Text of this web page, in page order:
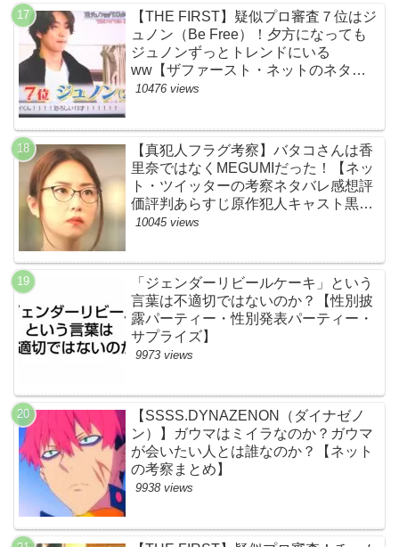
【THE FIRST】疑似プロ審査７位はジ
ュノン（Be Free）！夕方になっても
ジュノンずっとトレンドにいる
ww【ザファースト・ネットのネタバ
レ感想考察まとめ・スッキリ・
10476 views
【真犯人フラグ考察】バタコさんは香
里奈ではなくMEGUMIだった！【ネッ
ト・ツイッターの考察ネタバレ感想評
価評判あらすじ原作犯人キャスト黒幕
伏線まとめ】
10045 views
「ジェンダーリビールケーキ」という
言葉は不適切ではないのか？【性別披
露パーティー・性別発表パーティー・
サプライズ】
9973 views
【SSSS.DYNAZENON（ダイナゼノ
ン）】ガウマはミイラなのか？ガウマ
が会いたい人とは誰なのか？【ネット
の考察まとめ】
9938 views